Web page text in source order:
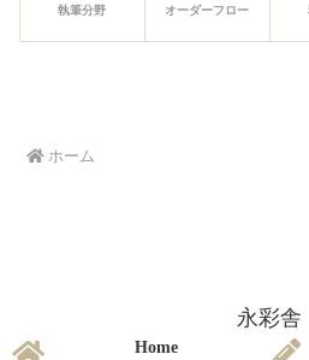
執筆分野 オーダーフロー
ホーム
永彩舎
Home